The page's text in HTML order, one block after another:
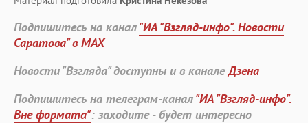
Подпишитесь на канал"ИА "Взгляд-инфо". Новости
Саратова" в MAX
Новости "Взгляда" доступны и в каналеДзена
Подпишитесь на телеграм-канал"ИА "Взгляд-инфо".
Вне формата": заходите - будет интересно